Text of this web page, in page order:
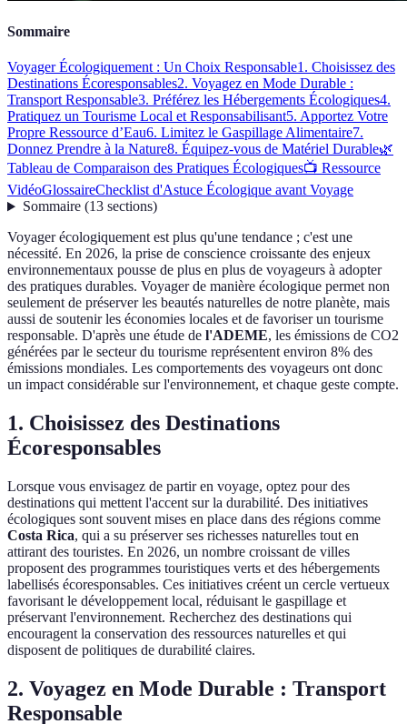
Sommaire
Voyager Écologiquement : Un Choix Responsable1. Choisissez des
Destinations Écoresponsables2. Voyagez en Mode Durable :
Transport Responsable3. Préférez les Hébergements Écologiques4.
Pratiquez un Tourisme Local et Responsabilisant5. Apportez Votre
Propre Ressource d’Eau6. Limitez le Gaspillage Alimentaire7.
Donnez Prendre à la Nature8. Équipez-vous de Matériel Durable🌿
Tableau de Comparaison des Pratiques Écologiques📺 Ressource
VidéoGlossaireChecklist d'Astuce Écologique avant Voyage
Sommaire(13 sections)
Voyager écologiquement est plus qu'une tendance ; c'est une
nécessité. En 2026, la prise de conscience croissante des enjeux
environnementaux pousse de plus en plus de voyageurs à adopter
des pratiques durables. Voyager de manière écologique permet non
seulement de préserver les beautés naturelles de notre planète, mais
aussi de soutenir les économies locales et de favoriser un tourisme
responsable. D'après une étude de l'ADEME, les émissions de CO2
générées par le secteur du tourisme représentent environ 8% des
émissions mondiales. Les comportements des voyageurs ont donc
un impact considérable sur l'environnement, et chaque geste compte.
1. Choisissez des Destinations
Écoresponsables
Lorsque vous envisagez de partir en voyage, optez pour des
destinations qui mettent l'accent sur la durabilité. Des initiatives
écologiques sont souvent mises en place dans des régions comme
Costa Rica, qui a su préserver ses richesses naturelles tout en
attirant des touristes. En 2026, un nombre croissant de villes
proposent des programmes touristiques verts et des hébergements
labellisés écoresponsables. Ces initiatives créent un cercle vertueux
favorisant le développement local, réduisant le gaspillage et
préservant l'environnement. Recherchez des destinations qui
encouragent la conservation des ressources naturelles et qui
disposent de politiques de durabilité claires.
2. Voyagez en Mode Durable : Transport
Responsable